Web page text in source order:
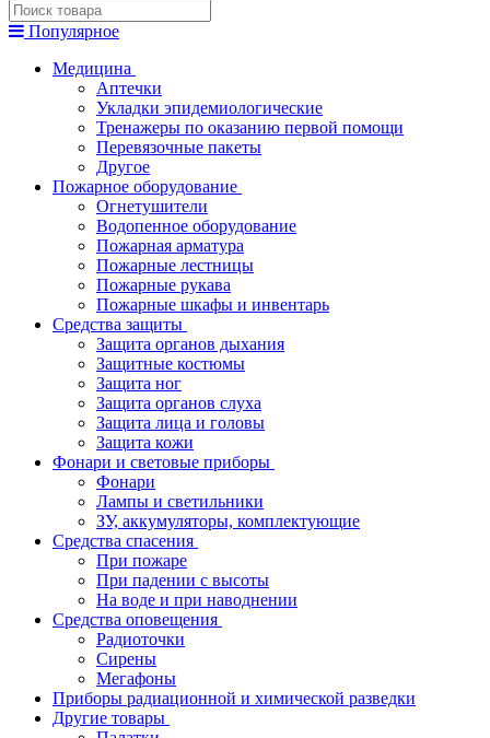
Популярное
Медицина
Аптечки
Укладки эпидемиологические
Тренажеры по оказанию первой помощи
Перевязочные пакеты
Другое
Пожарное оборудование
Огнетушители
Водопенное оборудование
Пожарная арматура
Пожарные лестницы
Пожарные рукава
Пожарные шкафы и инвентарь
Средства защиты
Защита органов дыхания
Защитные костюмы
Защита ног
Защита органов слуха
Защита лица и головы
Защита кожи
Фонари и световые приборы
Фонари
Лампы и светильники
ЗУ, аккумуляторы, комплектующие
Средства спасения
При пожаре
При падении с высоты
На воде и при наводнении
Средства оповещения
Радиоточки
Сирены
Мегафоны
Приборы радиационной и химической разведки
Другие товары